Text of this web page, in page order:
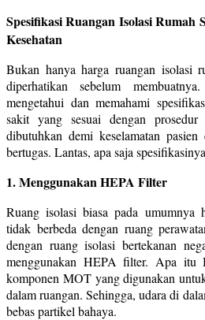
Spesifikasi Ruangan Isolasi Rumah
Kesehatan
Bukan hanya harga ruangan isolasi
diperhatikan sebelum
mengetahui dan memahami
sakit yang sesuai dengan
dibutuhkan demi keselamatan
bertugas. Lantas, apa saja
1. Menggunakan HEPA Filter
Ruang isolasi biasa pada umumnya
tidak berbeda dengan ruang
dengan ruang isolasi bertekanan
menggunakan HEPA filter. Apa itu
komponen MOT yang digunakan
dalam ruangan. Sehingga, udara di
bebas partikel bahaya.